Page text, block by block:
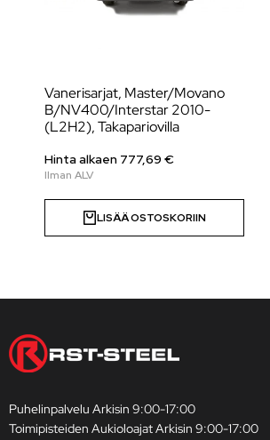
Vanerisarjat, Master/Movano
B/NV400/Interstar 2010-
(L2H2), Takapariovilla
Hinta alkaen 777,69 €
LISÄÄ OSTOSKORIIN
Puhelinpalvelu Arkisin 9:00-17:00
Toimipisteiden Aukioloajat Arkisin 9:00-17:00